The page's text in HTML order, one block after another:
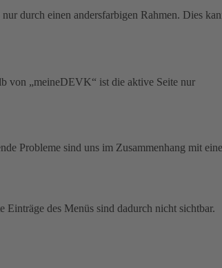
durch einen andersfarbigen Rahmen. Dies
von „meineDEVK“ ist die aktive Seite nur
Probleme sind uns im Zusammenhang mit
des Menüs sind dadurch nicht sichtbar.